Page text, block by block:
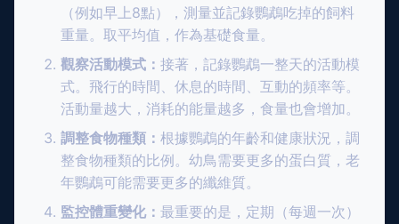
（例如早上8點），測量並記錄鸚鵡吃掉的飼料
重量。取平均值，作為基礎食量。
觀察活動模式： 接著，記錄鸚鵡一整天的活動模
式。飛行的時間、休息的時間、互動的頻率等。
活動量越大，消耗的能量越多，食量也會增加。
調整食物種類： 根據鸚鵡的年齡和健康狀況，調
整食物種類的比例。幼鳥需要更多的蛋白質，老
年鸚鵡可能需要更多的纖維質。
監控體重變化： 最重要的是，定期（每週一次）